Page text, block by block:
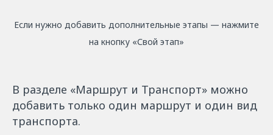
Если нужно добавить дополнительные этапы — нажмите
на кнопку «Свой этап»
В разделе «Маршрут и Транспорт» можно
добавить только один маршрут и один вид
транспорта.